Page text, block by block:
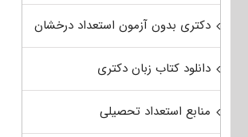
دکتری بدون آزمون استعداد درخشان
دانلود کتاب زبان دکتری
منابع استعداد تحصیلی